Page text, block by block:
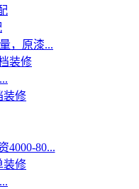
，原漆...
装修
4000-80...